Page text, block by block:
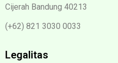
Cijerah Bandung 40213
(+62) 821 3030 0033
Legalitas